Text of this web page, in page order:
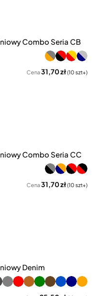
Combo Seria CB
Cena31,70 zł(10 szt+)
Combo Seria CC
Cena31,70 zł(10 szt+)
Denim